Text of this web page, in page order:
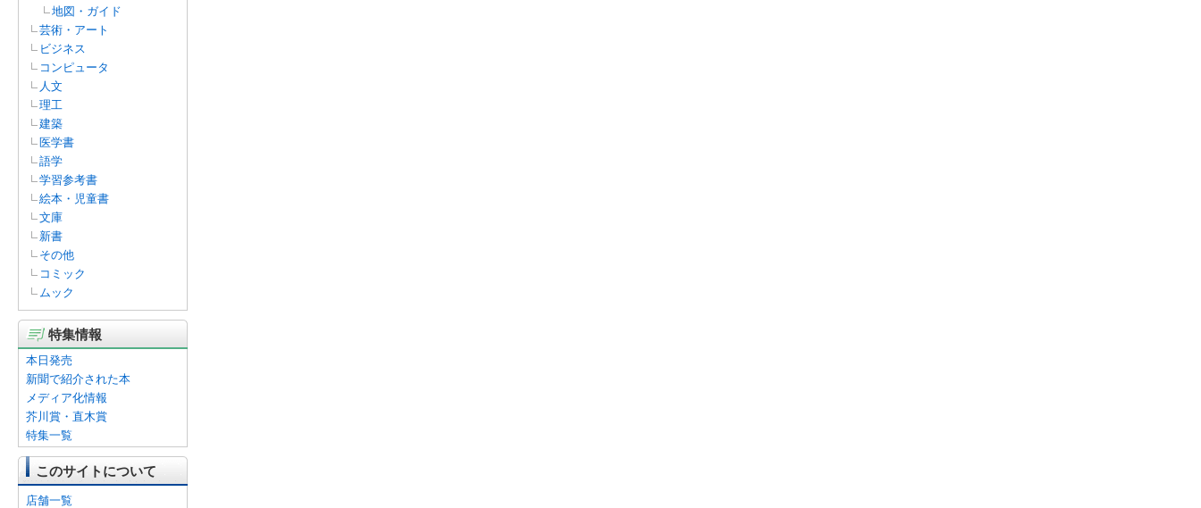
地図・ガイド
芸術・アート
ビジネス
コンピュータ
人文
理工
建築
医学書
語学
学習参考書
絵本・児童書
文庫
新書
その他
コミック
ムック
特集情報
本日発売
新聞で紹介された本
メディア化情報
芥川賞・直木賞
特集一覧
このサイトについて
店舗一覧